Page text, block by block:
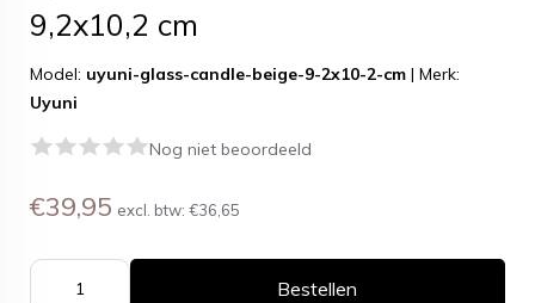
9,2x10,2 cm
Model: uyuni-glass-candle-beige-9-2x10-2-cm | Merk:
Uyuni
Nog niet beoordeeld
€39,95 excl. btw: €36,65
Bestellen